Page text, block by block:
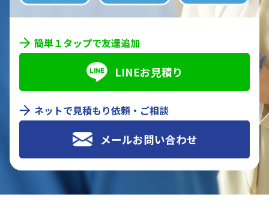
簡単１タップで友達追加
LINEお見積り
ネットで見積もり依頼・ご相談
メールお問い合わせ